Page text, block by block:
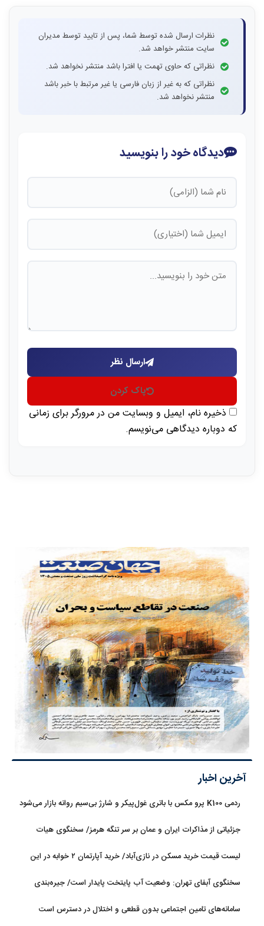
نظرات ارسال شده توسط شما، پس از تایید توسط مدیران
سایت منتشر خواهد شد.
نظراتی که حاوی تهمت یا افترا باشد منتشر نخواهد شد.
نظراتی که به غیر از زبان فارسی یا غیر مرتبط با خبر باشد
منتشر نخواهد شد.
دیدگاه خود را بنویسید
ارسال نظر
پاک کردن
ذخیره نام، ایمیل و وبسایت من در مرورگر برای زمانی
که دوباره دیدگاهی می‌نویسم.
آخرین اخبار
ردمی K100 پرو مکس با باتری غول‌پیکر و شارژ بی‌سیم روانه بازار می‌شود
جزئیاتی از مذاکرات ایران و عمان بر سر تنگه هرمز/ سخنگوی هیات
لیست قیمت خرید مسکن در نازی‌آباد/ خرید آپارتمان ۲ خوابه در این
سخنگوی آبفای تهران: وضعیت آب پایتخت پایدار است/ جیره‌بندی
سامانه‌های تامین اجتماعی بدون قطعی و اختلال در دسترس است